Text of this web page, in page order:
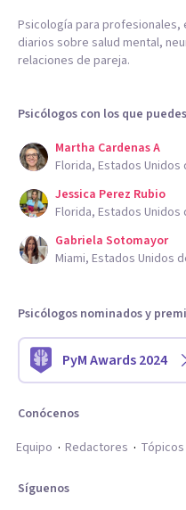
Psicología para
diarios sobre salud mental,
relaciones de pareja.
Psicólogos con los que
Martha Cardenas A
Florida, Estados Unidos
Jessica Perez Rubio
Florida, Estados Unidos
Gabriela Sotomayor
Miami, Estados Unidos
Psicólogos nominados y
PyM Awards 2024
Conócenos
Equipo
Redactores Tópicos
Síguenos